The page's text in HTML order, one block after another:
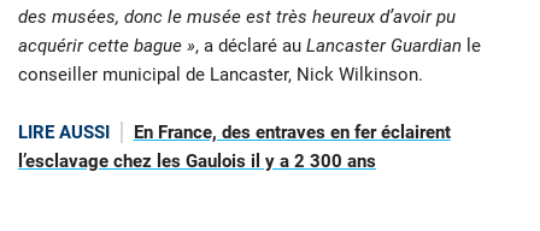
des musées, donc le musée est très heureux d’avoir pu
acquérir cette bague », a déclaré au Lancaster Guardian le
conseiller municipal de Lancaster, Nick Wilkinson.
LIRE AUSSI
En France, des entraves en fer éclairent
l’esclavage chez les Gaulois il y a 2 300 ans